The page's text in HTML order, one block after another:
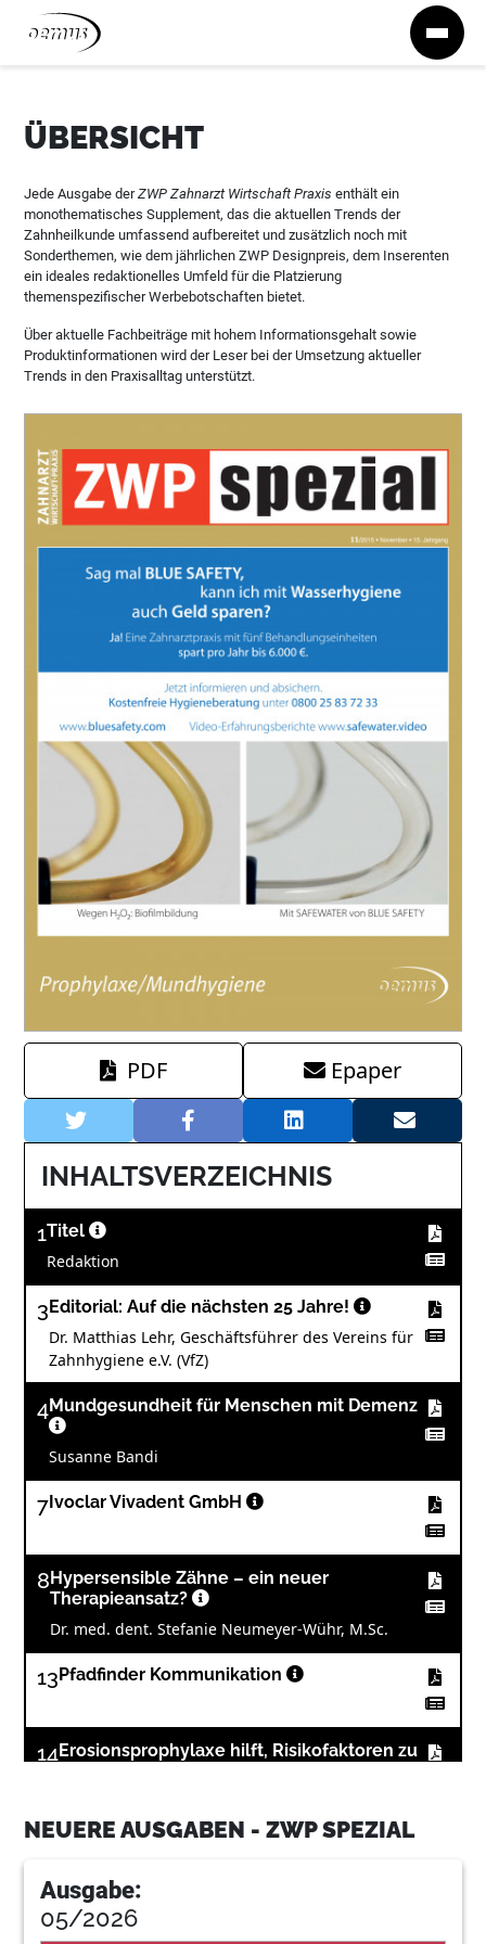
Zum Inhalt springen
ÜBERSICHT
Jede Ausgabe derZWP Zahnarzt Wirtschaft Praxis enthält ein
monothematisches Supplement, das die aktuellen Trends der
Zahnheilkunde umfassend aufbereitet und zusätzlich noch mit
Sonderthemen, wie dem jährlichen ZWP Designpreis, dem Inserenten
ein ideales redaktionelles Umfeld für die Platzierung
themenspezifischer Werbebotschaften bietet.
Über aktuelle Fachbeiträge mit hohem Informationsgehalt sowie
Produktinformationen wird der Leser bei der Umsetzung aktueller
Trends in den Praxisalltag unterstützt.
PDF Epaper
INHALTSVERZEICHNIS
1Titel
Redaktion
3 Editorial: Auf die nächsten 25 Jahre!
Dr. Matthias Lehr, Geschäftsführer des Vereins für
Zahnhygiene e.V. (VfZ)
4Mundgesundheit für Menschen mit Demenz
Susanne Bandi
7 Ivoclar Vivadent GmbH
8 Hypersensible Zähne – ein neuer
Therapieansatz?
Dr. med. dent. Stefanie Neumeyer-Wühr, M.Sc.
13 Pfadfinder Kommunikation
14Erosionsprophylaxe hilft, Risikofaktoren zu
Dr. C. Ram Goyal, BDS
NEUERE AUSGABEN - ZWP SPEZIAL
Ausgabe:
05/2026